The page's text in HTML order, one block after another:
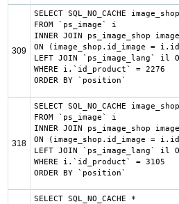
309
SELECT SQL_NO_CACHE
FROM `ps_image` i
INNER JOIN ps_image_shop
ON (image_shop.id_image =
LEFT JOIN
WHERE i.`id_product` = 2276
ORDER BY `position`
318
SELECT SQL_NO_CACHE
FROM `ps_image` i
INNER JOIN ps_image_shop
ON (image_shop.id_image =
LEFT JOIN
WHERE i.`id_product` = 3105
ORDER BY `position`
SELECT SQL_NO_CACHE *